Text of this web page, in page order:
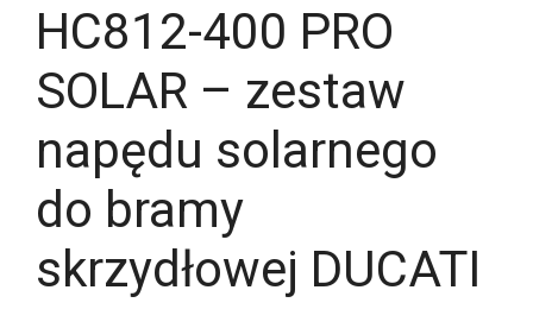
HC812-400 PRO
SOLAR – zestaw
napędu solarnego
do bramy
skrzydłowej DUCATI